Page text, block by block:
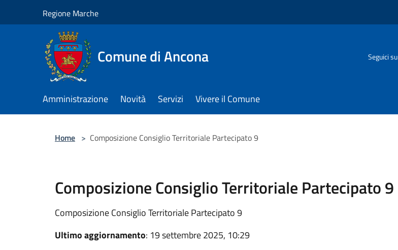
Regione Marche
Comune di Ancona Seguici su
Amministrazione Novità Servizi Vivere il Comune
Home > Composizione Consiglio Territoriale Partecipato 9
Composizione Consiglio Territoriale Partecipato 9
Composizione Consiglio Territoriale Partecipato 9
Ultimo aggiornamento: 19 settembre 2025, 10:29